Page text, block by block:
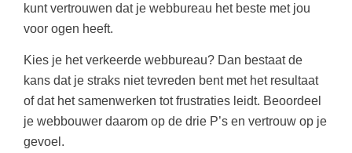
kunt vertrouwen dat je webbureau het beste met jou
voor ogen heeft.
Kies je het verkeerde webbureau? Dan bestaat de
kans dat je straks niet tevreden bent met het resultaat
of dat het samenwerken tot frustraties leidt. Beoordeel
je webbouwer daarom op de drie P’s en vertrouw op je
gevoel.